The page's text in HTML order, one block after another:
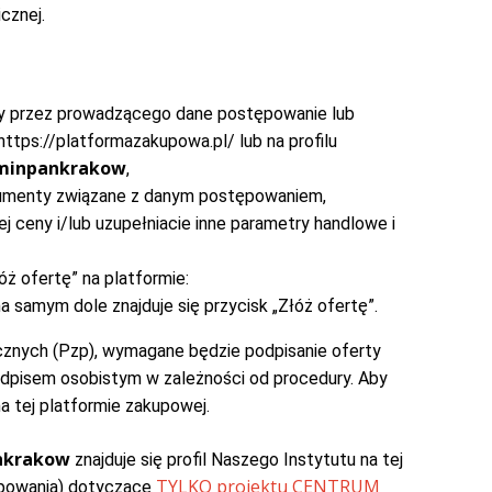
prowadzącego dane postępowanie lub
platformazakupowa.pl/ lub na profilu
,
związane z danym postępowaniem,
ceny i/lub uzupełniacie inne parametry handlowe i
ofertę” na platformie:
samym dole znajduje się przycisk „Złóż ofertę”.
(Pzp), wymagane będzie podpisanie oferty
osobistym w zależności od procedury. Aby
tej platformie zakupowej.
znajduje się profil Naszego Instytutu na tej
dotyczące TYLKO projektu CENTRUM